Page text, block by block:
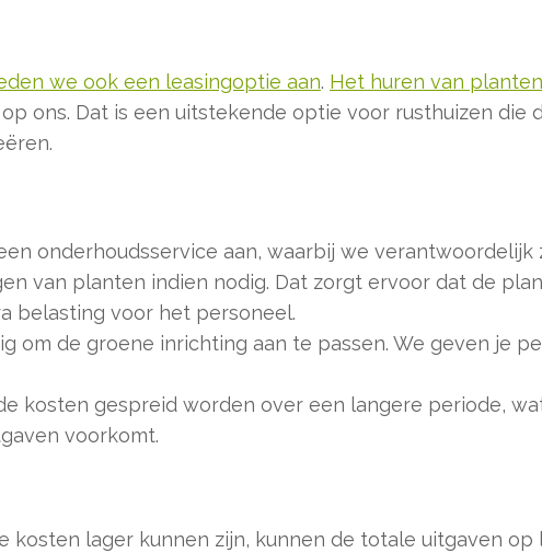
we ook een leasingoptie aan. Het huren van planten
ons. Dat is een uitstekende optie voor rusthuizen die
onderhoudsservice aan, waarbij we verantwoordelijk
van planten indien nodig. Dat zorgt ervoor dat de
belasting voor het personeel.
om de groene inrichting aan te passen. We geven je
kosten gespreid worden over een langere periode,
voorkomt.
kosten lager kunnen zijn, kunnen de totale uitgaven op